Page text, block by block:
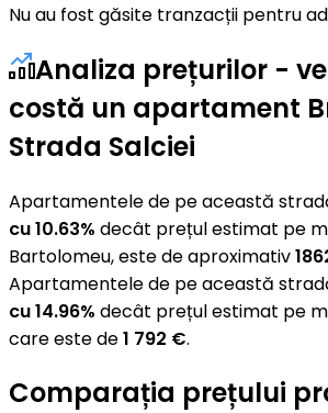
Nu au fost găsite tranzacții pentru
Analiza prețurilor -
costă un apartament
Strada Salciei
Apartamentele de pe această
cu 10.63% decât prețul estimat pe
Bartolomeu, este de aproximativ
Apartamentele de pe această
cu 14.96% decât prețul estimat pe
care este de1 792 €.
Comparația prețului